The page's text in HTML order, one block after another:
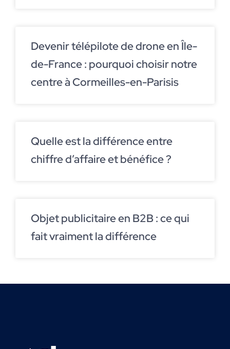
Devenir télépilote de drone en Île-
de-France : pourquoi choisir notre
centre à Cormeilles-en-Parisis
Quelle est la différence entre
chiffre d’affaire et bénéfice ?
Objet publicitaire en B2B : ce qui
fait vraiment la différence